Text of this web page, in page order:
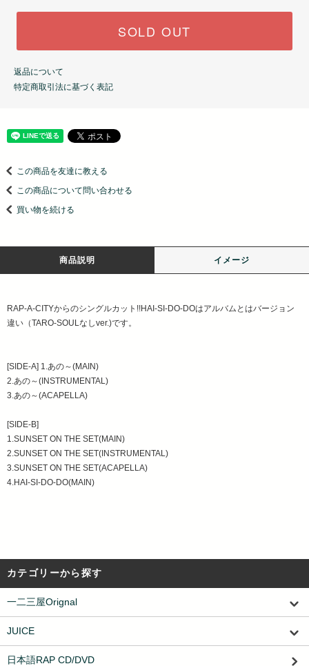
SOLD OUT
返品について
特定商取引法に基づく表記
この商品を友達に教える
この商品について問い合わせる
買い物を続ける
商品説明 イメージ
RAP-A-CITYからのシングルカット!!HAI-SI-DO-DOはアルバムとはバージョン
違い（TARO-SOULなしver.)です。
[SIDE-A] 1.あの～(MAIN)
2.あの～(INSTRUMENTAL)
3.あの～(ACAPELLA)
[SIDE-B]
1.SUNSET ON THE SET(MAIN)
2.SUNSET ON THE SET(INSTRUMENTAL)
3.SUNSET ON THE SET(ACAPELLA)
4.HAI-SI-DO-DO(MAIN)
カテゴリーから探す
一二三屋Orignal
JUICE
日本語RAP CD/DVD